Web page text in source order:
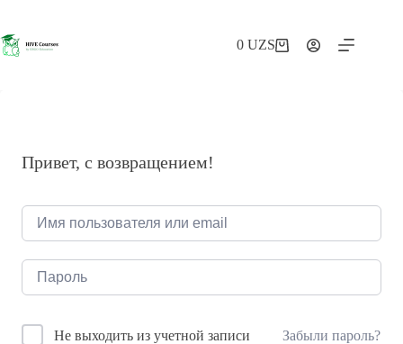
сути
Корзина
0UZS
Привет, с возвращением!
Не выходить из учетной записи Забыли пароль?